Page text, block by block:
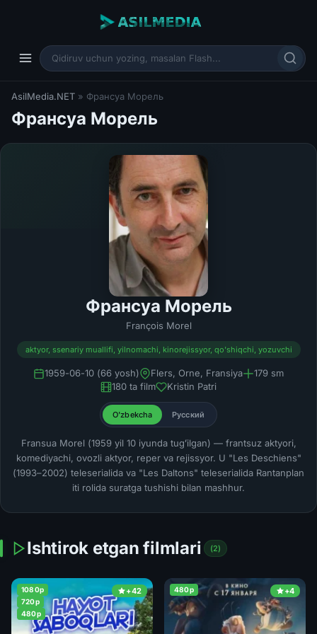
AsilMedia.NET » Франсуа Морель
Франсуа Морель
Франсуа Морель
François Morel
aktyor, ssenariy muallifi, yilnomachi, kinorejissyor, qo'shiqchi, yozuvchi
1959-06-10 (66 yosh) Flers, Orne, Fransiya
179 sm
180 ta film
Kristin Patri
O'zbekcha Русский
Fransua Morel (1959 yil 10 iyunda tugʻilgan) — frantsuz aktyori,
komediyachi, ovozli aktyor, reper va rejissyor. U "Les Deschiens"
(1993–2002) teleserialida va "Les Daltons" teleserialida Rantanplan
iti rolida suratga tushishi bilan mashhur.
Ishtirok etgan filmlari (2)
+42
1080p
720p
480p
+4
480p